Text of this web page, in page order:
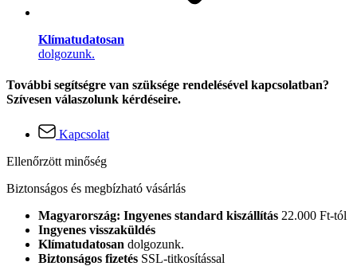
Klímatudatosan
dolgozunk.
További segítségre van szüksége rendelésével kapcsolatban?
Szívesen válaszolunk kérdéseire.
Kapcsolat
Ellenőrzött minőség
Biztonságos és megbízható vásárlás
Magyarország: Ingyenes standard kiszállítás 22.000 Ft-tól
Ingyenes visszaküldés
Klímatudatosan dolgozunk.
Biztonságos fizetés SSL-titkosítással